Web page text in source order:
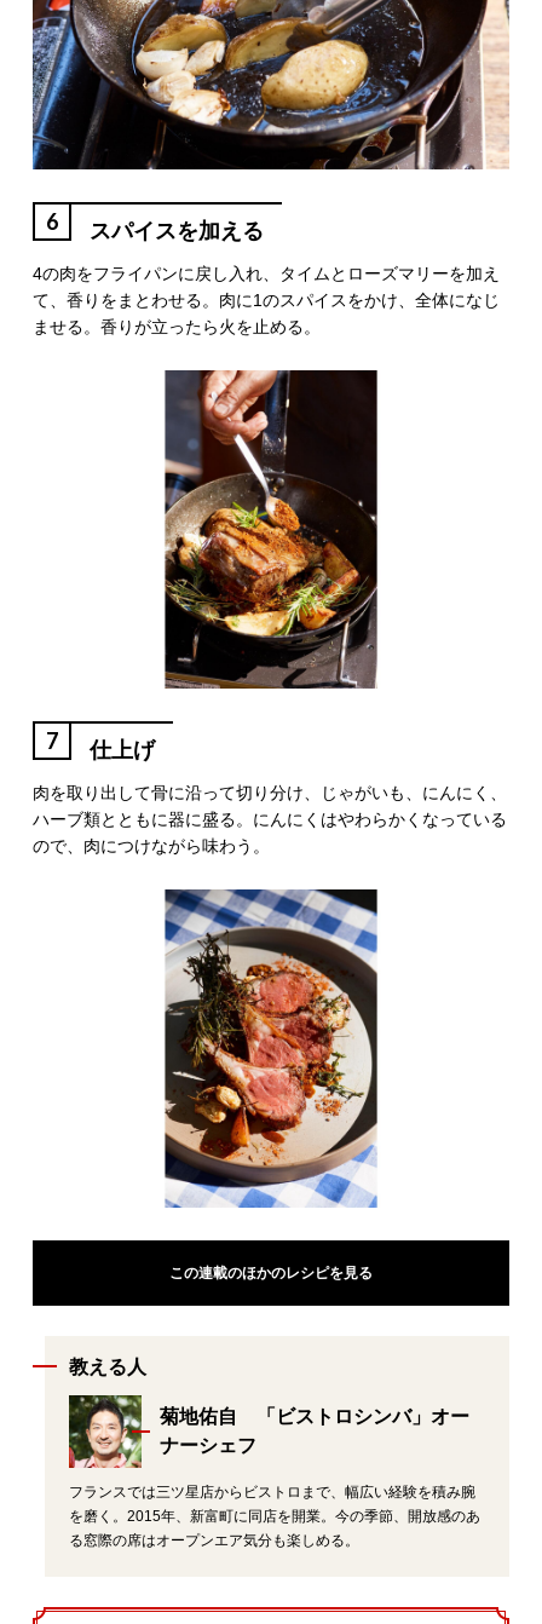
6 スパイスを加える
4の肉をフライパンに戻し入れ、タイムとローズマリーを加え
て、香りをまとわせる。肉に1のスパイスをかけ、全体になじ
ませる。香りが立ったら火を止める。
7 仕上げ
肉を取り出して骨に沿って切り分け、じゃがいも、にんにく、
ハーブ類とともに器に盛る。にんにくはやわらかくなっている
ので、肉につけながら味わう。
この連載のほかのレシピを見る
教える人
菊地佑自 「ビストロシンバ」オー
ナーシェフ
フランスでは三ツ星店からビストロまで、幅広い経験を積み腕
を磨く。2015年、新富町に同店を開業。今の季節、開放感のあ
る窓際の席はオープンエア気分も楽しめる。